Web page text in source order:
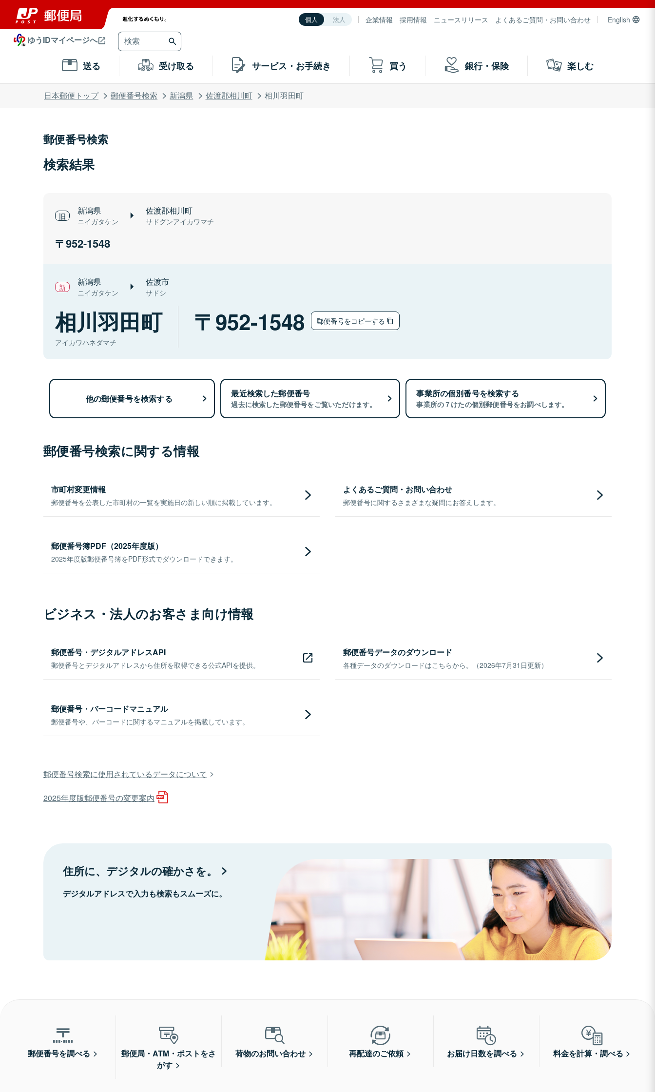
個人 法人 企業情報 採用情報 ニュースリリース よくあるご質問・お問い合わせ English
ゆうIDマイページへ
送る 受け取る サービス・お手続き 買う 銀行・保険 楽しむ
日本郵便トップ 郵便番号検索 新潟県 佐渡郡相川町 相川羽田町
郵便番号検索
検索結果
新潟県
ニイガタケン
佐渡郡相川町
サドグンアイカワマチ
952-1548
新潟県
ニイガタケン
佐渡市
サドシ
相川羽田町
アイカワハネダマチ
952-1548 郵便番号をコピーする
他の郵便番号を検索する 最近検索した郵便番号
過去に検索した郵便番号をご覧いただけます。
事業所の個別番号を検索する
事業所の７けたの個別郵便番号をお調べします。
郵便番号検索に関する情報
市町村変更情報
郵便番号を公表した市町村の一覧を実施日の新しい順に掲載しています。
よくあるご質問・お問い合わせ
郵便番号に関するさまざまな疑問にお答えします。
郵便番号簿PDF（2025年度版）
2025年度版郵便番号簿をPDF形式でダウンロードできます。
ビジネス・法人のお客さま向け情報
郵便番号・デジタルアドレスAPI
郵便番号とデジタルアドレスから住所を取得できる公式APIを提供。
郵便番号データのダウンロード
各種データのダウンロードはこちらから。（2026年7月31日更新）
郵便番号・バーコードマニュアル
郵便番号や、バーコードに関するマニュアルを掲載しています。
郵便番号検索に使用されているデータについて
2025年度版郵便番号の変更案内
住所に、デジタルの確かさを。
デジタルアドレスで入力も検索もスムーズに。
郵便番号を調べる
郵便局・ATM・ポストをさ
がす
荷物のお問い合わせ 再配達のご依頼 お届け日数を調べる 料金を計算・調べる